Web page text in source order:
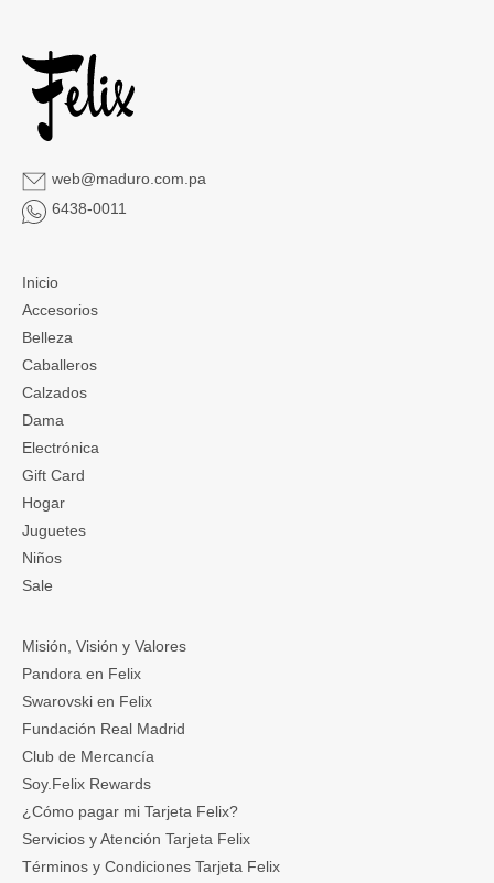
web@maduro.com.pa
6438-0011
Inicio
Accesorios
Belleza
Caballeros
Calzados
Dama
Electrónica
Gift Card
Hogar
Juguetes
Niños
Sale
Misión, Visión y Valores
Pandora en Felix
Swarovski en Felix
Fundación Real Madrid
Club de Mercancía
Soy.Felix Rewards
¿Cómo pagar mi Tarjeta Felix?
Servicios y Atención Tarjeta Felix
Términos y Condiciones Tarjeta Felix